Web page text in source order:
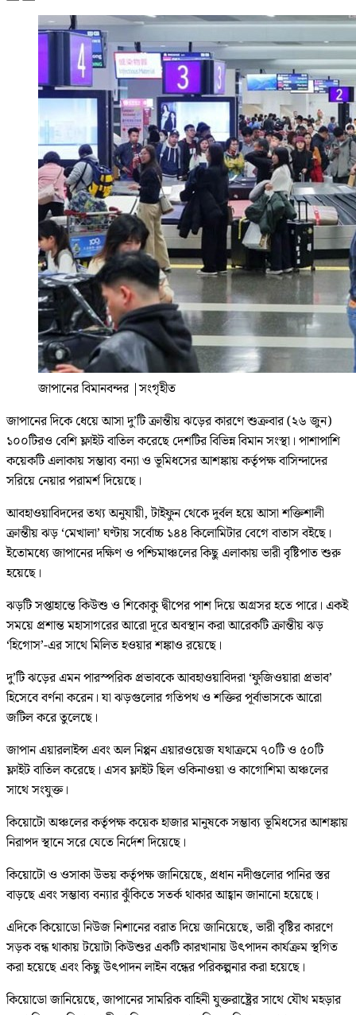
জাপানের বিমানবন্দর |সংগৃহীত
জাপানের দিকে ধেয়ে আসা দু’টি ক্রান্তীয় ঝড়ের কারণে শুক্রবার (২৬ জুন)
১০০টিরও বেশি ফ্লাইট বাতিল করেছে দেশটির বিভিন্ন বিমান সংস্থা। পাশাপাশি
কয়েকটি এলাকায় সম্ভাব্য বন্যা ও ভূমিধসের আশঙ্কায় কর্তৃপক্ষ বাসিন্দাদের
সরিয়ে নেয়ার পরামর্শ দিয়েছে।
আবহাওয়াবিদদের তথ্য অনুযায়ী, টাইফুন থেকে দুর্বল হয়ে আসা শক্তিশালী
ক্রান্তীয় ঝড় ‘মেখালা’ ঘণ্টায় সর্বোচ্চ ১৪৪ কিলোমিটার বেগে বাতাস বইছে।
ইতোমধ্যে জাপানের দক্ষিণ ও পশ্চিমাঞ্চলের কিছু এলাকায় ভারী বৃষ্টিপাত শুরু
হয়েছে।
ঝড়টি সপ্তাহান্তে কিউশু ও শিকোকু দ্বীপের পাশ দিয়ে অগ্রসর হতে পারে। একই
সময়ে প্রশান্ত মহাসাগরের আরো দূরে অবস্থান করা আরেকটি ক্রান্তীয় ঝড়
‘হিগোস’-এর সাথে মিলিত হওয়ার শঙ্কাও রয়েছে।
দু’টি ঝড়ের এমন পারস্পরিক প্রভাবকে আবহাওয়াবিদরা ‘ফুজিওয়ারা প্রভাব’
হিসেবে বর্ণনা করেন। যা ঝড়গুলোর গতিপথ ও শক্তির পূর্বাভাসকে আরো
জটিল করে তুলেছে।
জাপান এয়ারলাইন্স এবং অল নিপ্পন এয়ারওয়েজ যথাক্রমে ৭০টি ও ৫০টি
ফ্লাইট বাতিল করেছে। এসব ফ্লাইট ছিল ওকিনাওয়া ও কাগোশিমা অঞ্চলের
সাথে সংযুক্ত।
কিয়োটো অঞ্চলের কর্তৃপক্ষ কয়েক হাজার মানুষকে সম্ভাব্য ভূমিধসের আশঙ্কায়
নিরাপদ স্থানে সরে যেতে নির্দেশ দিয়েছে।
কিয়োটো ও ওসাকা উভয় কর্তৃপক্ষ জানিয়েছে, প্রধান নদীগুলোর পানির স্তর
বাড়ছে এবং সম্ভাব্য বন্যার ঝুঁকিতে সতর্ক থাকার আহ্বান জানানো হয়েছে।
এদিকে কিয়োডো নিউজ নিশানের বরাত দিয়ে জানিয়েছে, ভারী বৃষ্টির কারণে
সড়ক বন্ধ থাকায় টয়োটা কিউশুর একটি কারখানায় উৎপাদন কার্যক্রম স্থগিত
করা হয়েছে এবং কিছু উৎপাদন লাইন বন্ধের পরিকল্পনার করা হয়েছে।
কিয়োডো জানিয়েছে, জাপানের সামরিক বাহিনী যুক্তরাষ্ট্রের সাথে যৌথ মহড়ার